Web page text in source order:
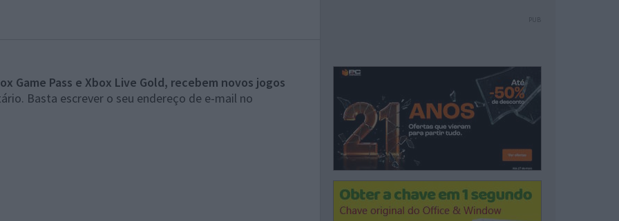
Game Pass e Xbox Live Gold, recebem novos jogos
Basta escrever o seu endereço de e-mail no
PUB